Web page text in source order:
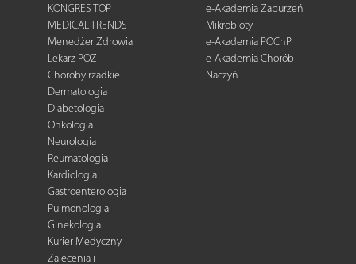
KONGRES TOP
MEDICAL TRENDS
Menedżer Zdrowia
Lekarz POZ
Choroby rzadkie
Dermatologia
Diabetologia
Onkologia
Neurologia
Reumatologia
Kardiologia
Gastroenterologia
Pulmonologia
Ginekologia
Kurier Medyczny
Zalecenia i
e-Akademia Zaburzeń
Mikrobioty
e-Akademia POChP
e-Akademia Chorób
Naczyń